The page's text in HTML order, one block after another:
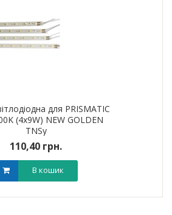
для PRISMATIC
(4х9W) NEW GOLDEN
TNSy
110,40 грн.
В кошик